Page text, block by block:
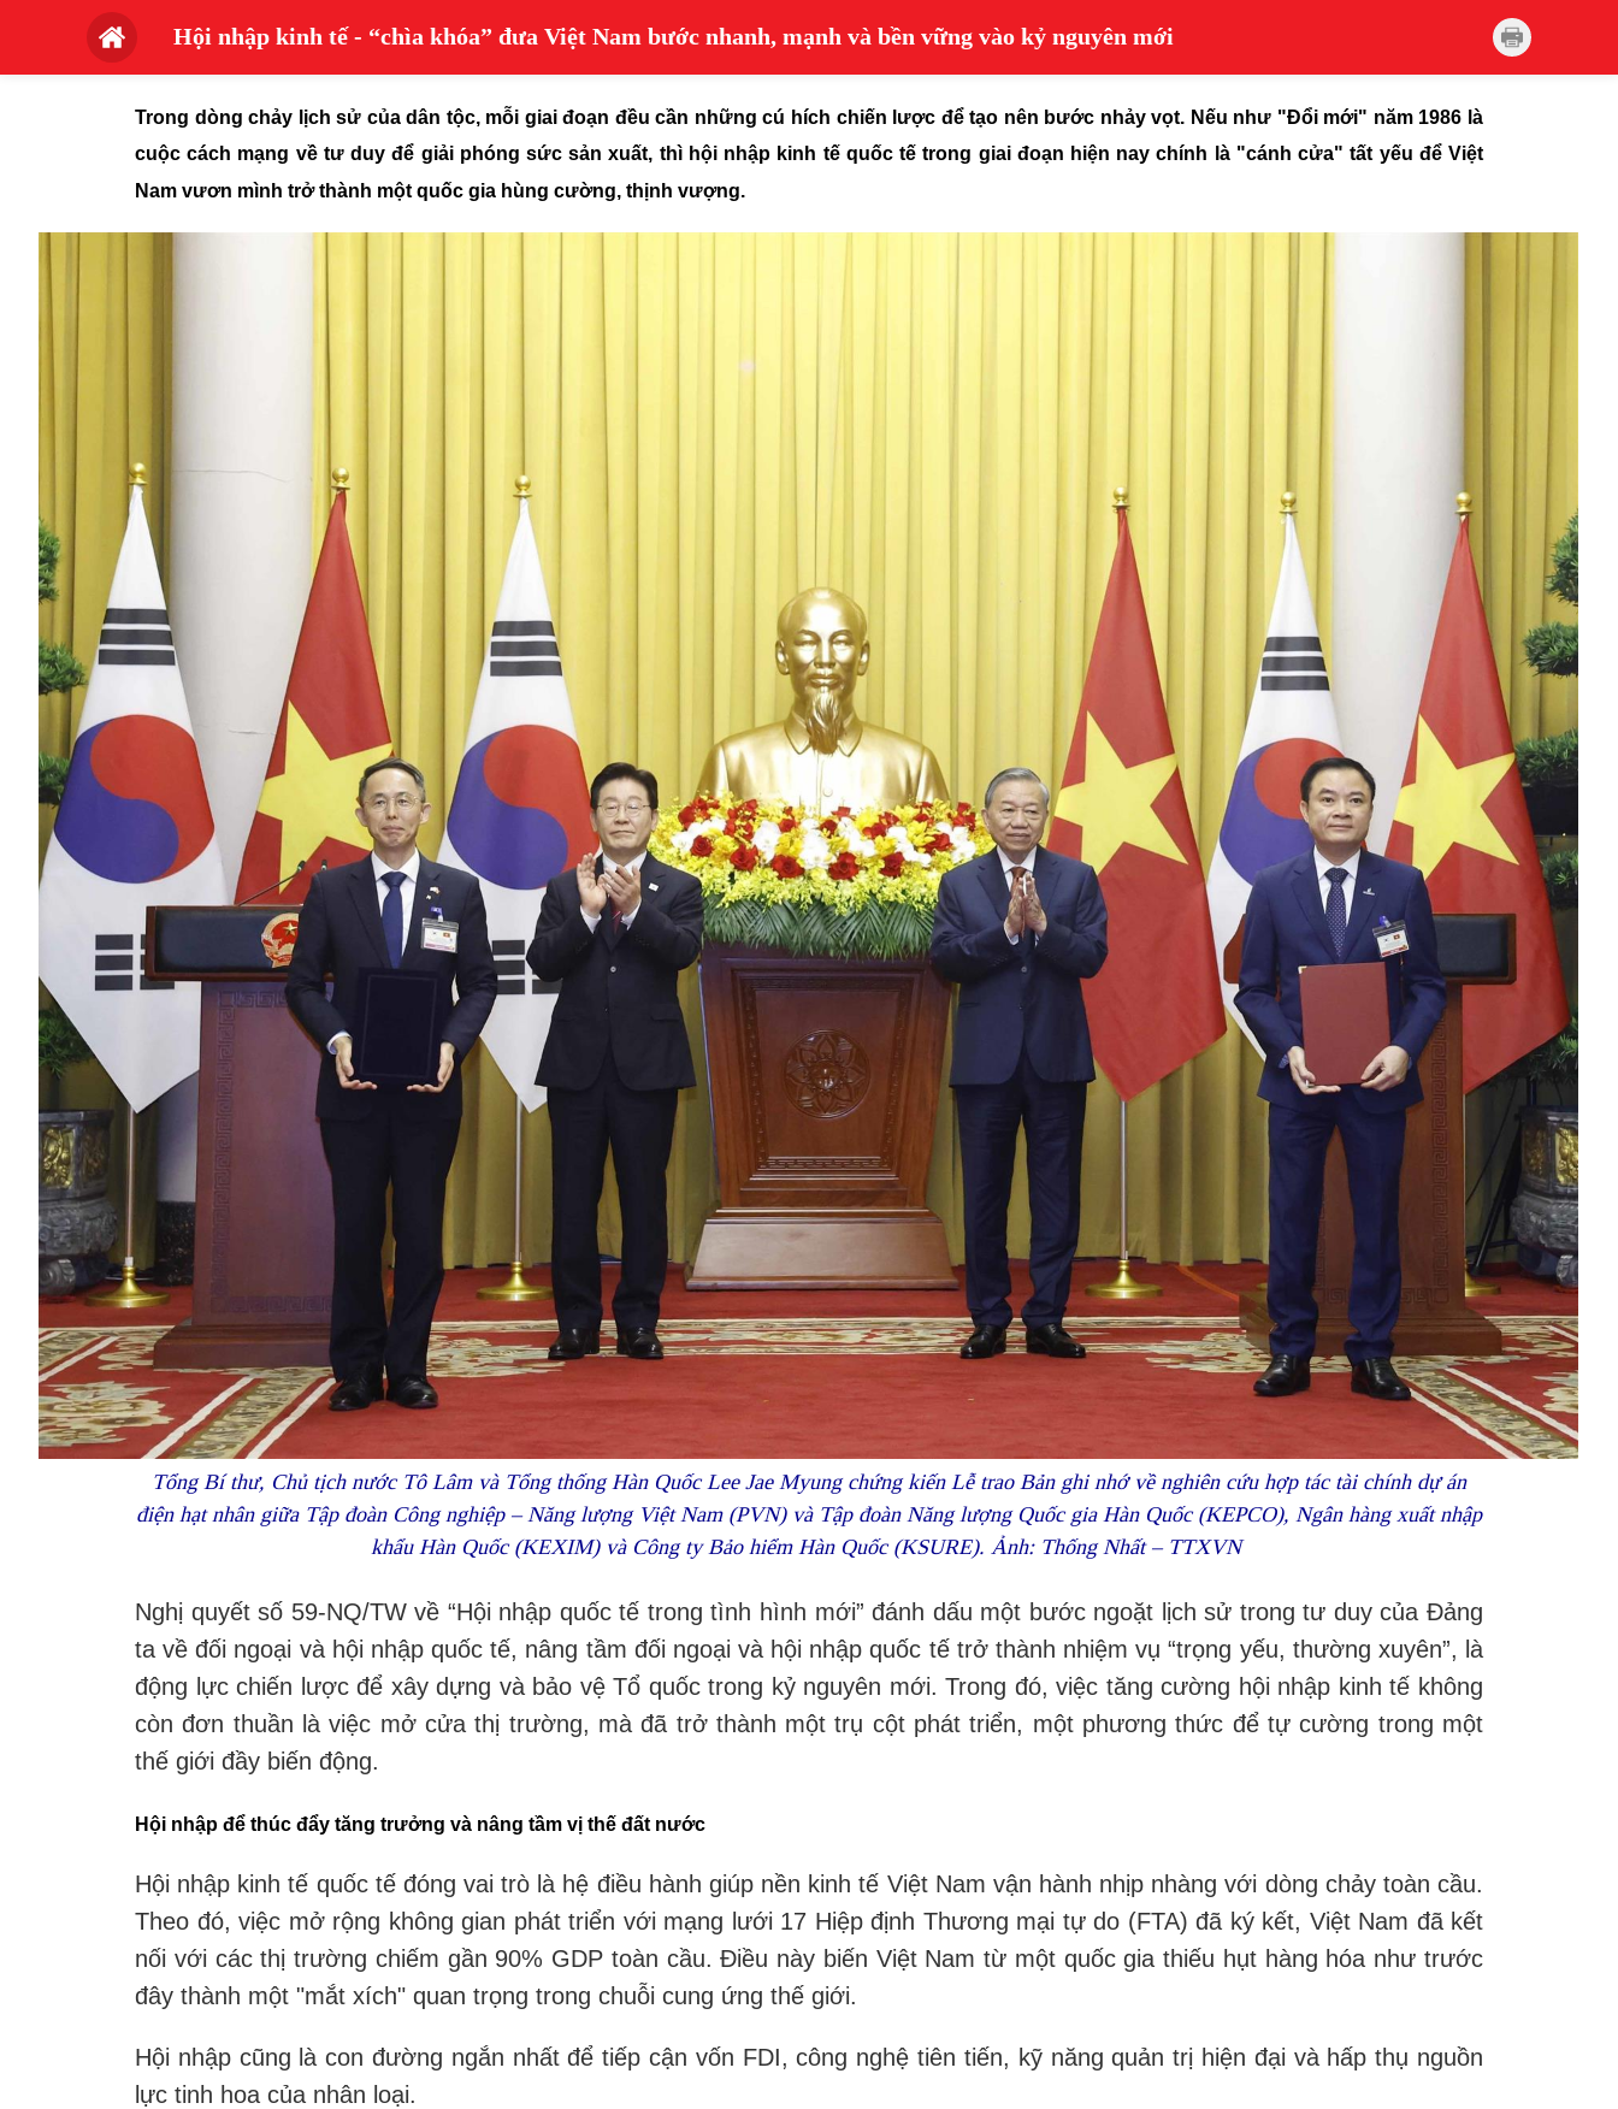
Hội nhập kinh tế - “chìa khóa” đưa Việt Nam bước nhanh, mạnh và bền vững vào kỷ nguyên mới
Trong dòng chảy lịch sử của dân tộc, mỗi giai đoạn đều cần những cú hích chiến lược để tạo nên bước nhảy vọt. Nếu như "Đổi mới" năm 1986 là
cuộc cách mạng về tư duy để giải phóng sức sản xuất, thì hội nhập kinh tế quốc tế trong giai đoạn hiện nay chính là "cánh cửa" tất yếu để Việt
Nam vươn mình trở thành một quốc gia hùng cường, thịnh vượng.
Tổng Bí thư, Chủ tịch nước Tô Lâm và Tổng thống Hàn Quốc Lee Jae Myung chứng kiến Lễ trao Bản ghi nhớ về nghiên cứu hợp tác tài chính dự án
điện hạt nhân giữa Tập đoàn Công nghiệp – Năng lượng Việt Nam (PVN) và Tập đoàn Năng lượng Quốc gia Hàn Quốc (KEPCO), Ngân hàng xuất nhập
khẩu Hàn Quốc (KEXIM) và Công ty Bảo hiểm Hàn Quốc (KSURE). Ảnh: Thống Nhất – TTXVN
Nghị quyết số 59-NQ/TW về “Hội nhập quốc tế trong tình hình mới” đánh dấu một bước ngoặt lịch sử trong tư duy của Đảng
ta về đối ngoại và hội nhập quốc tế, nâng tầm đối ngoại và hội nhập quốc tế trở thành nhiệm vụ “trọng yếu, thường xuyên”, là
động lực chiến lược để xây dựng và bảo vệ Tổ quốc trong kỷ nguyên mới. Trong đó, việc tăng cường hội nhập kinh tế không
còn đơn thuần là việc mở cửa thị trường, mà đã trở thành một trụ cột phát triển, một phương thức để tự cường trong một
thế giới đầy biến động.
Hội nhập để thúc đẩy tăng trưởng và nâng tầm vị thế đất nước
Hội nhập kinh tế quốc tế đóng vai trò là hệ điều hành giúp nền kinh tế Việt Nam vận hành nhịp nhàng với dòng chảy toàn cầu.
Theo đó, việc mở rộng không gian phát triển với mạng lưới 17 Hiệp định Thương mại tự do (FTA) đã ký kết, Việt Nam đã kết
nối với các thị trường chiếm gần 90% GDP toàn cầu. Điều này biến Việt Nam từ một quốc gia thiếu hụt hàng hóa như trước
đây thành một "mắt xích" quan trọng trong chuỗi cung ứng thế giới.
Hội nhập cũng là con đường ngắn nhất để tiếp cận vốn FDI, công nghệ tiên tiến, kỹ năng quản trị hiện đại và hấp thụ nguồn
lực tinh hoa của nhân loại.